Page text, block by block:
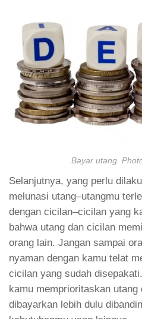
Bayar utang.
Selanjutnya, yang perlu
melunasi utang–utangmu
dengan cicilan–cicilan yang
bahwa utang dan cicilan
orang lain. Jangan sampai
nyaman dengan kamu telat
cicilan yang sudah
kamu memprioritaskan
dibayarkan lebih dulu